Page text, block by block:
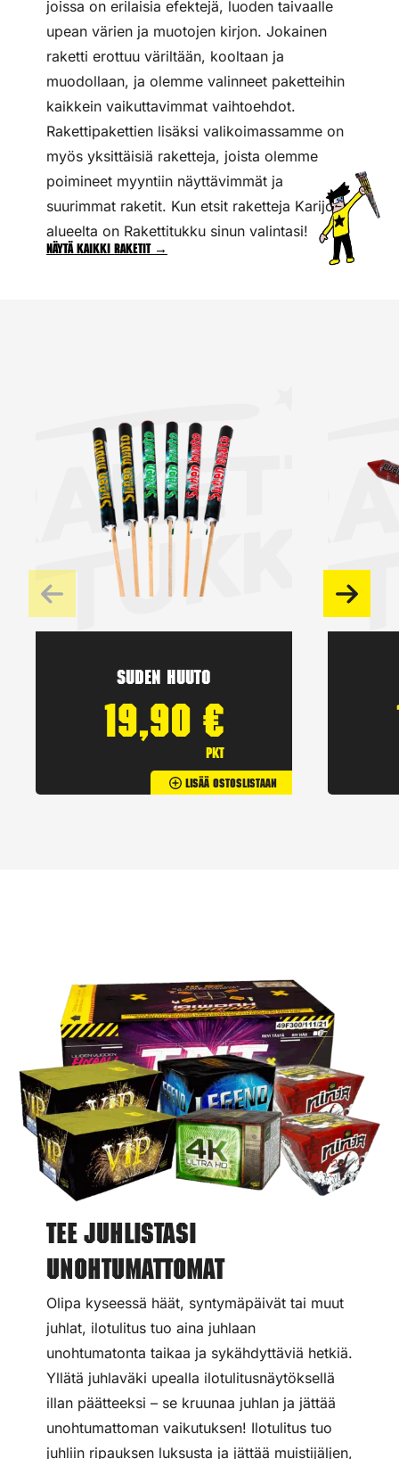
joissa on erilaisia efektejä, luoden taivaalle
upean värien ja muotojen kirjon. Jokainen
raketti erottuu väriltään, kooltaan ja
muodollaan, ja olemme valinneet paketteihin
kaikkein vaikuttavimmat vaihtoehdot.
Rakettipakettien lisäksi valikoimassamme on
myös yksittäisiä raketteja, joista olemme
poimineet myyntiin näyttävimmät ja
suurimmat raketit. Kun etsit raketteja Karijoen
alueelta on Rakettitukku sinun valintasi!
Näytä kaikki raketit →
Suden huuto
19,90 €
pkt
Lisää Ostoslistaan
Tee juhlistasi
unohtumattomat
Olipa kyseessä häät, syntymäpäivät tai muut
juhlat, ilotulitus tuo aina juhlaan
unohtumatonta taikaa ja sykähdyttäviä hetkiä.
Yllätä juhlaväki upealla ilotulitusnäytöksellä
illan päätteeksi – se kruunaa juhlan ja jättää
unohtumattoman vaikutuksen! Ilotulitus tuo
juhliin ripauksen luksusta ja jättää muistijäljen,